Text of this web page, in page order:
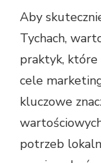
Aby
Tychach,
praktyk, które
cele
kluczowe
potrzeb